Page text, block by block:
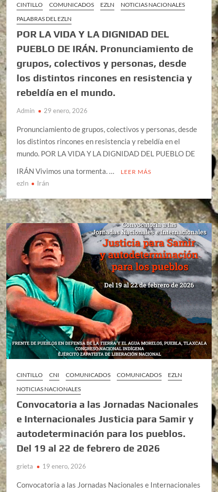
CINTILLO COMUNICADOS EZLN
NOTICIAS NACIONALES
PALABRAS DEL EZLN
POR LA VIDA Y LA DIGNIDAD DEL
PUEBLO DE IRÁN. Pronunciamiento de
grupos, colectivos y personas, desde
los distintos rincones en resistencia y
rebeldía en el mundo.
Admin 29 enero, 2026
Pronunciamiento de grupos, colectivos y personas, desde
los distintos rincones en resistencia y rebeldía en el
mundo. POR LA VIDA Y LA DIGNIDAD DEL PUEBLO DE
IRÁN Vivimos una tormenta. …
LEER MÁS
ezln Irán
CINTILLO CNI COMUNICADOS COMUNICADOS
EZLN
NOTICIAS NACIONALES
Convocatoria a las Jornadas Nacionales
e Internacionales Justicia para Samir y
autodeterminación para los pueblos.
Del 19 al 22 de febrero de 2026
grieta 19 enero, 2026
Convocatoria a las Jornadas Nacionales e Internacionales